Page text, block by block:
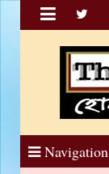

Navigation